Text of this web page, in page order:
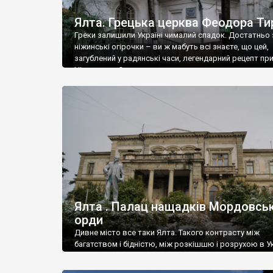
Ялта. Грецька церква Феодора
Греки залишили Україні чималий спадок. Достатньо
ніжинські огірочки – ви ж мабуть всі знаєте, що цей,
загублений у радянські часи, легендарний рецепт
Ніжин греки?
Ялта . Палац нащадків
орди
Дивне місто все таки Ялта. Такого контрасту між
багатством і бідністю, між розкішшю і розрухою в